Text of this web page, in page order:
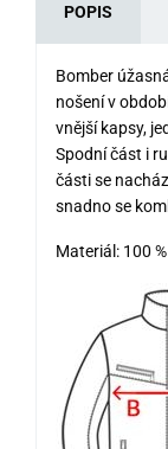
POPIS
Bomber
nošení v
vnější kapsy,
Spodní část i
části se
snadno se
Materiál: 100